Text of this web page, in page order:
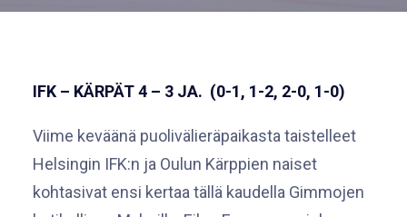
IFK – KÄRPÄT 4 – 3 JA. (0-1, 1-2, 2-0, 1-0)
Viime keväänä puolivälieräpaikasta taistelleet
Helsingin IFK:n ja Oulun Kärppien naiset
kohtasivat ensi kertaa tällä kaudella Gimmojen